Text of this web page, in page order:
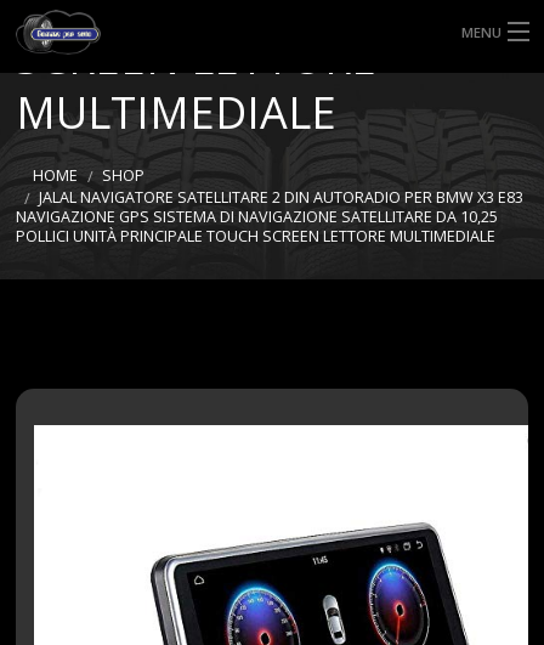
MENU
HOME
TIPI DI GOMME
MISURE GOMME
SCREEN LETTORE
MULTIMEDIALE
HOME
SHOP
JALAL NAVIGATORE SATELLITARE 2 DIN AUTORADIO PER BMW X3 E83
NAVIGAZIONE GPS SISTEMA DI NAVIGAZIONE SATELLITARE DA 10,25
POLLICI UNITÀ PRINCIPALE TOUCH SCREEN LETTORE MULTIMEDIALE